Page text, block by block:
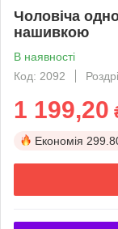
Чоловіча
нашивкою
В наявності
Код: 2092
1 199,20
Економія